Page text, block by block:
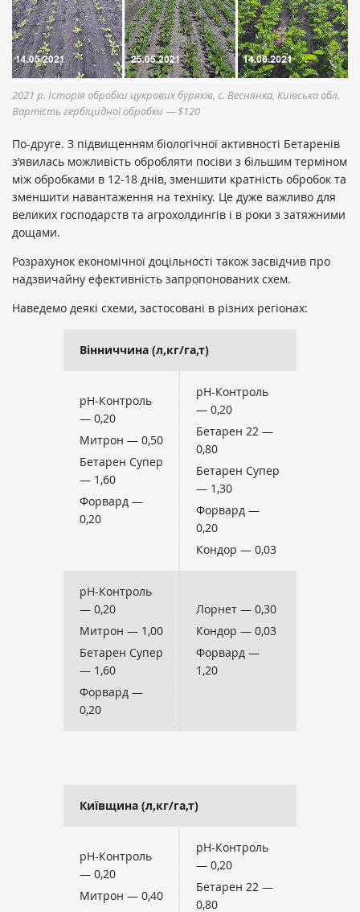
2021 р. Історія обробки цукрових буряків, с. Веснянка, Київська обл.
Вартість гербіцидної обробки — $120
По-друге. З підвищенням біологічної активності Бетаренів
з’явилась можливість обробляти посіви з більшим терміном
між обробками в 12-18 днів, зменшити кратність обробок та
зменшити навантаження на техніку. Це дуже важливо для
великих господарств та агрохолдингів і в роки з затяжними
дощами.
Розрахунок економічної доцільності також засвідчив про
надзвичайну ефективність запропонованих схем.
Наведемо деякі схеми, застосовані в різних регіонах:
Вінниччина (л,кг/га,т)
рН-Контроль
— 0,20
Митрон — 0,50
Бетарен Супер
— 1,60
Форвард —
0,20
рН-Контроль
— 0,20
Бетарен 22 —
0,80
Бетарен Супер
— 1,30
Форвард —
0,20
Кондор — 0,03
рН-Контроль
— 0,20
Митрон — 1,00
Бетарен Супер
— 1,60
Форвард —
0,20
Лорнет — 0,30
Кондор — 0,03
Форвард —
1,20
Київщина (л,кг/га,т)
pH-Контроль
— 0,20
Митрон — 0,40
pH-Контроль
— 0,20
Бетарен 22 —
0,80